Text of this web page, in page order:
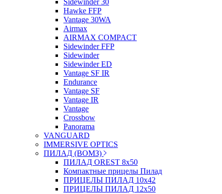
Sidewinder 30
Hawke FFP
Vantage 30WA
Airmax
AIRMAX COMPACT
Sidewinder FFP
Sidewinder
Sidewinder ED
Vantage SF IR
Endurance
Vantage SF
Vantage IR
Vantage
Crossbow
Panorama
VANGUARD
IMMERSIVE OPTICS
ПИЛАД (ВОМЗ)
ПИЛАД OREST 8х50
Компактные прицелы Пилад
ПРИЦЕЛЫ ПИЛАД 10х42
ПРИЦЕЛЫ ПИЛАД 12х50